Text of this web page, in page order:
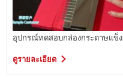
จำนวนการซ้อนได้อย่างอิสระ
ข้อมูลทางเทคนิค ความเร็วในการ
ติดกาวสูงสุด 200 เมตร /นาที
ขนาดแผ่นขั้นต่ำ (กาว) 900 x
อุปกรณ์ทดสอบกล่องกระดาษแข็ง
ดูรายละเอียด